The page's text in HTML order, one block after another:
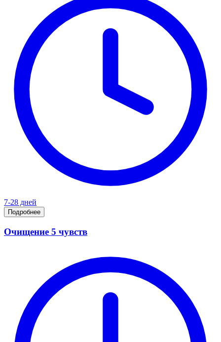
7-28 дней
Подробнее
Очищение 5 чувств